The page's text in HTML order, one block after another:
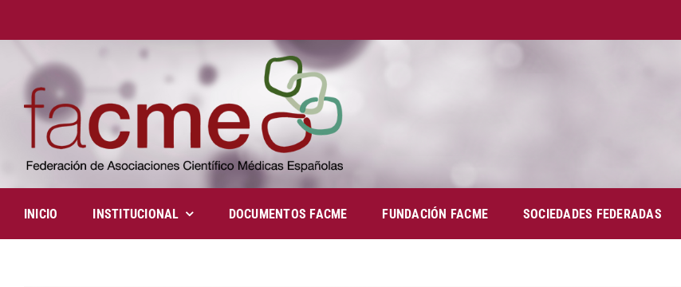
INICIO INSTITUCIONAL DOCUMENTOS FACME FUNDACIÓN FACME SOCIEDADES FEDERADAS